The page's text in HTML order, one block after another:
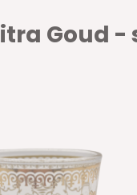
Goud -